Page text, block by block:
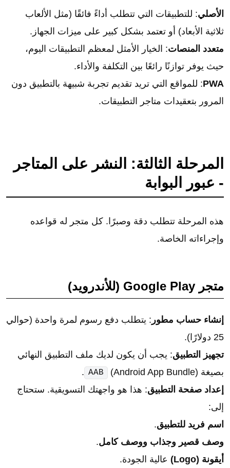
الأصلي: للتطبيقات التي تتطلب أداءً فائقًا (مثل الألعاب
ثلاثية الأبعاد) أو تعتمد بشكل كبير على ميزات الجهاز.
متعدد المنصات: الخيار الأمثل لمعظم التطبيقات اليوم،
حيث يوفر توازنًا رائعًا بين التكلفة والأداء.
PWA: للمواقع التي تريد تقديم تجربة شبيهة بالتطبيق دون
المرور بتعقيدات متاجر التطبيقات.
المرحلة الثالثة: النشر على المتاجر
- عبور البوابة
هذه المرحلة تتطلب دقة وصبرًا. كل متجر له قواعده
وإجراءاته الخاصة.
متجر Google Play (للأندرويد)
إنشاء حساب مطور : يتطلب دفع رسوم لمرة واحدة (حوالي
25 دولارًا).
تجهيز التطبيق: يجب أن يكون لديك ملف التطبيق النهائي
بصيغة
AAB
(Android App Bundle).
إعداد صفحة التطبيق: هذا هو واجهتك التسويقية. ستحتاج
إلى:
اسم فريد للتطبيق.
وصف قصير وجذاب ووصف كامل.
أيقونة (Logo)
عالية الجودة.